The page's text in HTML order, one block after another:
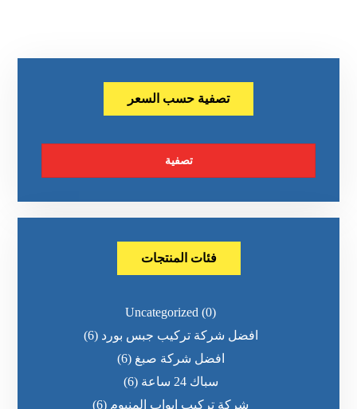
تصفية حسب السعر
تصفية
فئات المنتجات
Uncategorized (0)
افضل شركة تركيب جبس بورد (6)
افضل شركة صبغ (6)
سباك 24 ساعة
(6)
شركة تركيب ابواب المنيوم (6)